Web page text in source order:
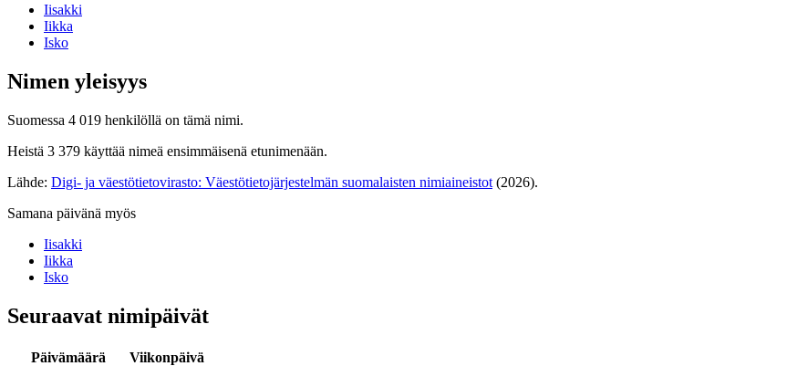
Iisakki
Iikka
Isko
Nimen yleisyys
Suomessa 4 019 henkilöllä on tämä nimi.
Heistä 3 379 käyttää nimeä ensimmäisenä etunimenään.
Lähde: Digi- ja väestötietovirasto: Väestötietojärjestelmän suomalaisten nimiaineistot (2026).
Samana päivänä myös
Iisakki
Iikka
Isko
Seuraavat nimipäivät
Päivämäärä
Viikonpäivä